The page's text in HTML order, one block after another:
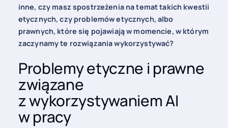
inne, czy masz spostrzeżenia na temat takich kwestii
etycznych, czy problemów etycznych, albo
prawnych, które się pojawiają w momencie, w którym
zaczynamy te rozwiązania wykorzystywać?
Problemy etyczne i prawne
związane
z wykorzystywaniem AI
w pracy